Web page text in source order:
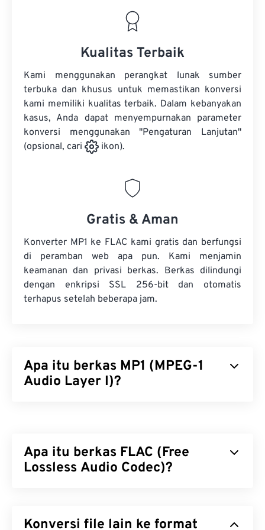
Kualitas Terbaik
Kami menggunakan perangkat lunak sumber
terbuka dan khusus untuk memastikan konversi
kami memiliki kualitas terbaik. Dalam kebanyakan
kasus, Anda dapat menyempurnakan parameter
konversi menggunakan "Pengaturan Lanjutan"
(opsional, cari
ikon).
Gratis & Aman
Konverter MP1 ke FLAC kami gratis dan berfungsi
di peramban web apa pun. Kami menjamin
keamanan dan privasi berkas. Berkas dilindungi
dengan enkripsi SSL 256-bit dan otomatis
terhapus setelah beberapa jam.
Apa itu berkas MP1 (MPEG-1
Audio Layer I)?
didukung. MP1 merupakan bagian dari format
Kaset Kompak Digital (DCC). Hampir semua
yang lebihbaru.
Apa itu berkas FLAC (Free
Lossless Audio Codec)?
Sesuai dengan kata "lossless" pada namanya,
Konversi file lain ke format